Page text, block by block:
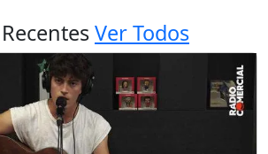
Ver Todos